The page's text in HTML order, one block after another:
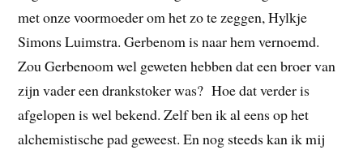
met onze voormoeder om het zo te zeggen, Hylkje
Simons Luimstra. Gerbenom is naar hem vernoemd.
Zou Gerbenoom wel geweten hebben dat een broer van
zijn vader een drankstoker was? Hoe dat verder is
afgelopen is wel bekend. Zelf ben ik al eens op het
alchemistische pad geweest. En nog steeds kan ik mij